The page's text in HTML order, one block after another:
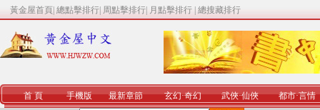
黃金屋首頁 總點擊排行 周點擊排行 月點擊排行 總搜藏排行
首 頁 手機版 最新章節 玄幻·奇幻 武俠·仙俠 都市·言情